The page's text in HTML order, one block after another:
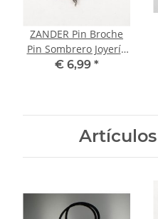
ZANDER Pin Broche
Pin Sombrero Joyería
Botón Pizarra
€ 6,99 *